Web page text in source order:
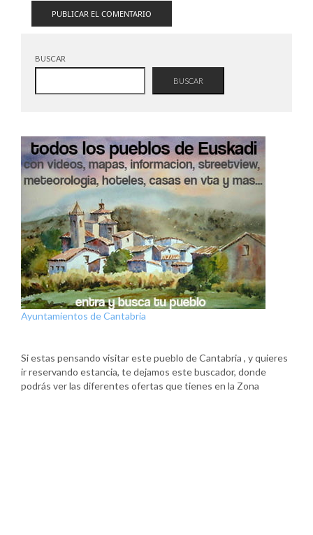
BUSCAR
BUSCAR
Ayuntamientos de Cantabria
Si estas pensando visitar este pueblo de Cantabria , y quieres
ir reservando estancia, te dejamos este buscador, donde
podrás ver las diferentes ofertas que tienes en la Zona